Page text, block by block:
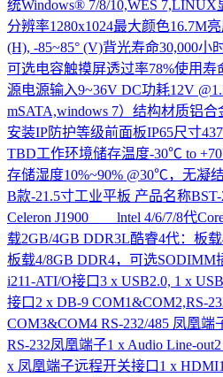
统Windows® 7/8/10,WES
分辨率1280x1024最大颜色16.7M亮
(H), -85~85° (V)背光寿命30,000小
可选电容触摸屏透过率78%使用寿
源电源输入9~36V DC功耗12V
mSATA,windows 7）结构材质铝
安装IP防护等级前面板IP65尺寸
TBD工作环境储存温度-30℃ to
存储湿度10%~90% @30℃，无凝结
B款-21.5寸工业平板 产品名称
Celeron J1900 lntel 4/6/7/8代
载2GB/4GB DDR3L酷睿4代：板载
板载4/8GB DDR4，可选SODIMM
i211-ATI/O接口3 x USB2.0, 1 x
接口2 x DB-9 COM1&COM2,RS-
COM3&COM4 RS-232/485 凤凰端
RS-232凤凰端子1 x Audio Line-
x 凤凰端子远程开关接口1 x